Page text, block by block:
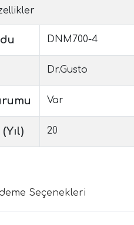
DNM700-4
Dr.Gusto
Var
20
Seçenekleri